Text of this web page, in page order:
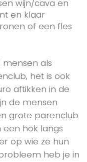
wijn/cava en
en klaar
of een fles
mensen als
het is ook
aftikken in de
de mensen
grote parenclub
hok langs
op wie ze hun
heb je in